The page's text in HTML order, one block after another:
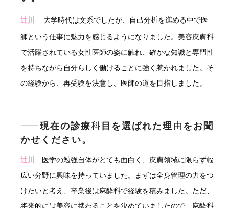
辻川 大学時代は文系でしたが、自己分析を進める中で医
師という仕事に魅力を感じるようになりました。美容皮膚科
で活躍されている女性医師の姿に触れ、確かな知識と専門性
を持ちながら自分らしく働けることに強く惹かれました。そ
の経験から、再受験を決意し、医師の道を目指しました。
――現在の診療科目を選ばれた理由をお聞
かせください。
辻川
医学の勉強自体がとても面白く、皮膚領域に限らず幅
広い分野に興味を持っていました。まずは全身管理の力をつ
けたいと考え、卒業後は麻酔科で経験を積みました。ただ、
将来的には美容に携わることを決めていましたので、麻酔科